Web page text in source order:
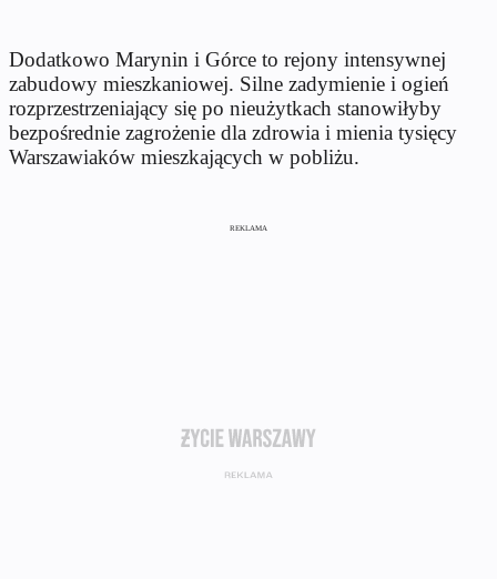
Dodatkowo Marynin i Górce to rejony intensywnej
zabudowy mieszkaniowej. Silne zadymienie i ogień
rozprzestrzeniający się po nieużytkach stanowiłyby
bezpośrednie zagrożenie dla zdrowia i mienia tysięcy
Warszawiaków mieszkających w pobliżu.
REKLAMA